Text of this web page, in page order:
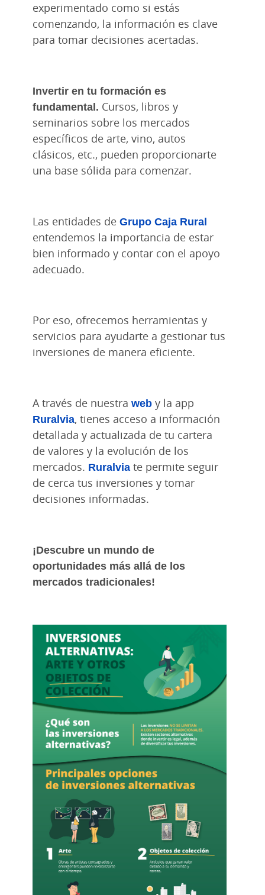
experimentado como si estás
comenzando, la información es clave
para tomar decisiones acertadas.
Invertir en tu formación es
fundamental. Cursos, libros y
seminarios sobre los mercados
específicos de arte, vino, autos
clásicos, etc., pueden proporcionarte
una base sólida para comenzar.
Las entidades de Grupo Caja Rural
entendemos la importancia de estar
bien informado y contar con el apoyo
adecuado.
Por eso, ofrecemos herramientas y
servicios para ayudarte a gestionar tus
inversiones de manera eficiente.
A través de nuestra web y la app
Ruralvia, tienes acceso a información
detallada y actualizada de tu cartera
de valores y la evolución de los
mercados. Ruralvia te permite seguir
de cerca tus inversiones y tomar
decisiones informadas.
¡Descubre un mundo de
oportunidades más allá de los
mercados tradicionales!